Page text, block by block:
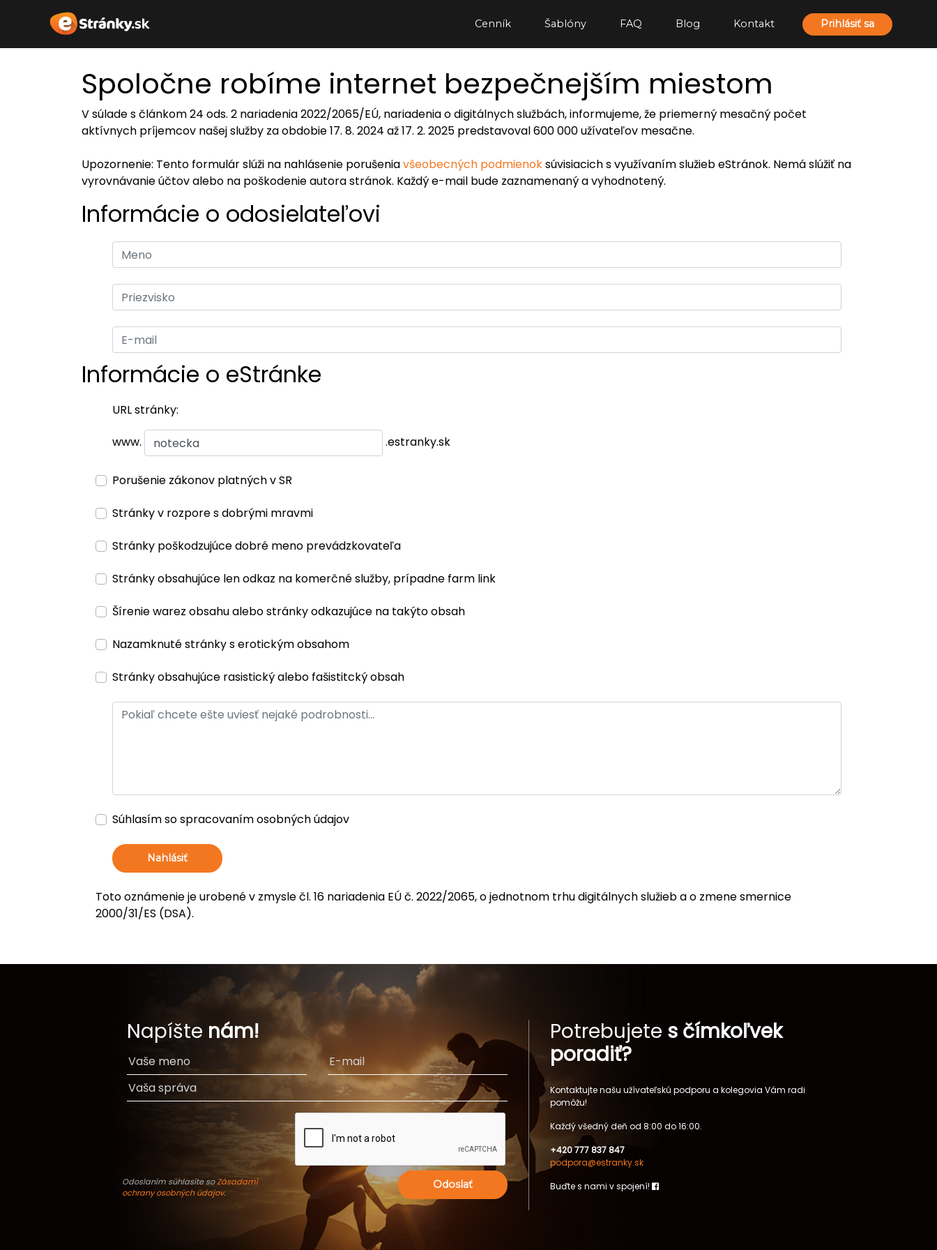
Cenník Šablóny FAQ Blog Kontakt Prihlásiť sa
Spoločne robíme internet bezpečnejším miestom
V súlade s článkom 24 ods. 2 nariadenia 2022/2065/EÚ, nariadenia o digitálnych službách, informujeme, že priemerný mesačný počet
aktívnych príjemcov našej služby za obdobie 17. 8. 2024 až 17. 2. 2025 predstavoval 600 000 užívateľov mesačne.
Upozornenie: Tento formulár slúži na nahlásenie porušeniavšeobecných podmienoksúvisiacich s využívaním služieb eStránok. Nemá slúžiť na
vyrovnávanie účtov alebo na poškodenie autora stránok. Každý e-mail bude zaznamenaný a vyhodnotený.
Informácie o odosielateľovi
Informácie o eStránke
URL stránky:
www. .estranky.sk
Porušenie zákonov platných v SR
Stránky v rozpore s dobrými mravmi
Stránky poškodzujúce dobré meno prevádzkovateľa
Stránky obsahujúce len odkaz na komerčné služby, prípadne farm link
Šírenie warez obsahu alebo stránky odkazujúce na takýto obsah
Nazamknuté stránky s erotickým obsahom
Stránky obsahujúce rasistický alebo fašistitcký obsah
Súhlasím so spracovaním osobných údajov
Nahlásiť
Toto oznámenie je urobené v zmysle čl. 16 nariadenia EÚ č. 2022/2065, o jednotnom trhu digitálnych služieb a o zmene smernice
2000/31/ES (DSA).
Napíšte nám!
Odoslaním súhlasíte soZásadami
ochrany osobných údajov.
Odoslať
Potrebujete s čímkoľvek
poradiť?
Kontaktujte našu užívateľskú podporu a kolegovia Vám radi
pomôžu!
Každý všedný deň od 8:00 do 16:00.
+420 777 837 847
podpora@estranky.sk
Buďte s nami v spojení!